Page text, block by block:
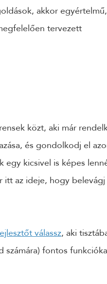
akkor
tervezett
közt, aki már
és gondolkodj el
egy kicsivel is képes
itt az ideje, hogy
válassz, aki
számára) fontos